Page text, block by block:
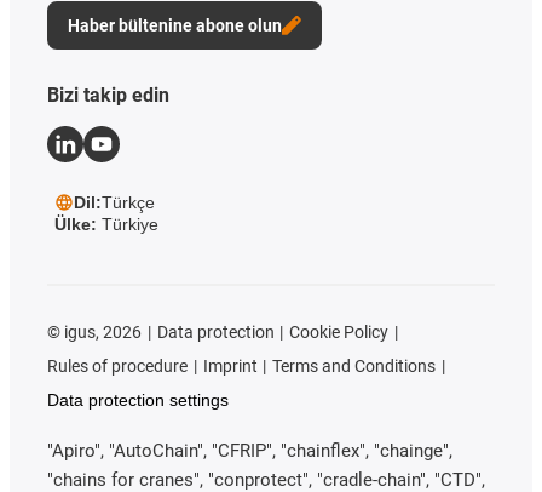
Haber bültenine abone olun
Bizi takip edin
Dil:Türkçe
Ülke: Türkiye
© igus, 2026 Data protection
Cookie Policy
Rules of procedure
Imprint
Terms and Conditions
Data protection settings
"Apiro", "AutoChain", "CFRIP", "chainflex", "chainge",
"chains for cranes", "conprotect", "cradle-chain", "CTD",